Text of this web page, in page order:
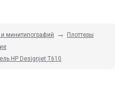
минитипографий
Плоттеры
HP Designjet T610